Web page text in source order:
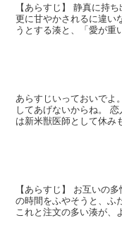
【あらすじ】 静真に持
更に甘やかされるに違い
うとする湊と、「愛が重
しようとするが――!?
あらすじいっておいで
してあげないからね。
は新米獣医師として休み
まならない毎日。ようや
【あらすじ】 お互いの
の時間をふやそうと、ふ
これと注文の多い湊が、
たものの……！？ 超人